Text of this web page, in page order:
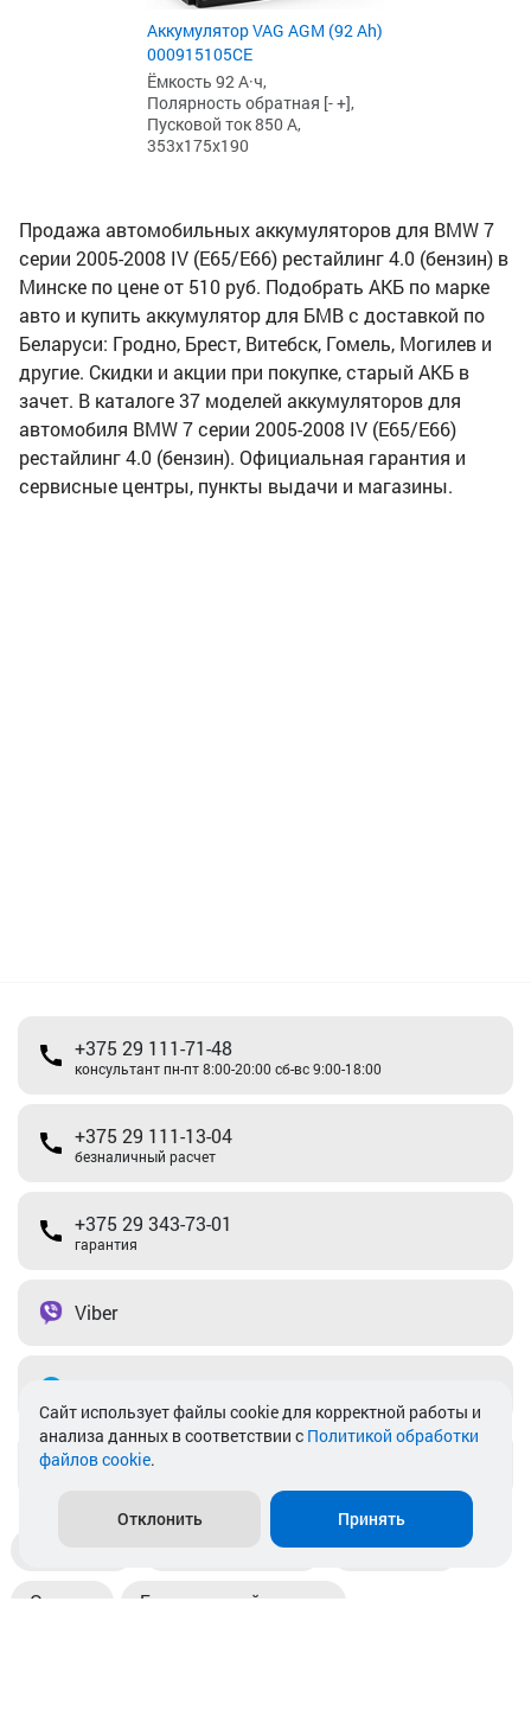
Аккумулятор VAG AGM (92 Ah)
000915105CE
Ёмкость 92 А·ч,
Полярность обратная [- +],
Пусковой ток 850 А,
353x175x190
Продажа автомобильных аккумуляторов для BMW 7
серии 2005-2008 IV (E65/E66) рестайлинг 4.0 (бензин) в
Минске по цене от 510 руб. Подобрать АКБ по марке
авто и купить аккумулятор для БМВ с доставкой по
Беларуси: Гродно, Брест, Витебск, Гомель, Могилев и
другие. Скидки и акции при покупке, старый АКБ в
зачет. В каталоге 37 моделей аккумуляторов для
автомобиля BMW 7 серии 2005-2008 IV (E65/E66)
рестайлинг 4.0 (бензин). Официальная гарантия и
сервисные центры, пункты выдачи и магазины.
+375 29 111-71-48
консультант пн-пт 8:00-20:00 сб-вс 9:00-18:00
+375 29 111-13-04
безналичный расчет
+375 29 343-73-01
гарантия
Viber
info@akkamulik.by
Пункты выдачи Магазины
Оплата Безналичный расчет
Cайт использует файлы cookie для корректной работы и
анализа данных в соответствии с Политикой обработки
файлов cookie.
Отклонить Принять